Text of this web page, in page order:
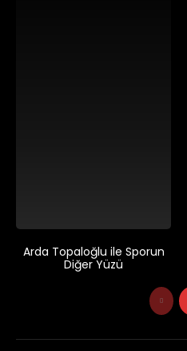
Arda Topaloğlu ile Sporun
Diğer Yüzü